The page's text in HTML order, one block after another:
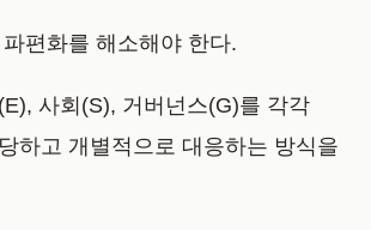
편화를 해소해야 한다.
사회(S), 거버넌스(G)를 각각
하고 개별적으로 대응하는 방식을